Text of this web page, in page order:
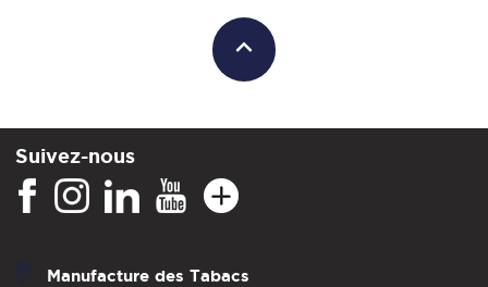
Suivez-nous
Manufacture des Tabacs